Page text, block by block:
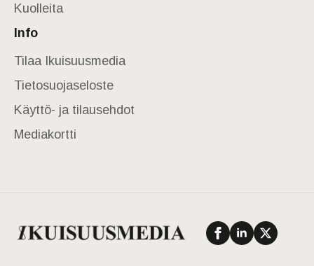
Kuolleita
Info
Tilaa Ikuisuusmedia
Tietosuojaseloste
Käyttö- ja tilausehdot
Mediakortti